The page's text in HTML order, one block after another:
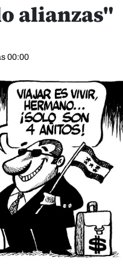
alianzas"
00:00